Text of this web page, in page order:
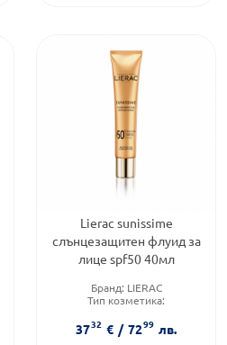
Lierac sunissime
слънцезащитен флуид за
лице spf50 40мл
Бранд: LIERAC
Тип козметика:
Форма на продукта:флуид
3732 € / 7299 лв.